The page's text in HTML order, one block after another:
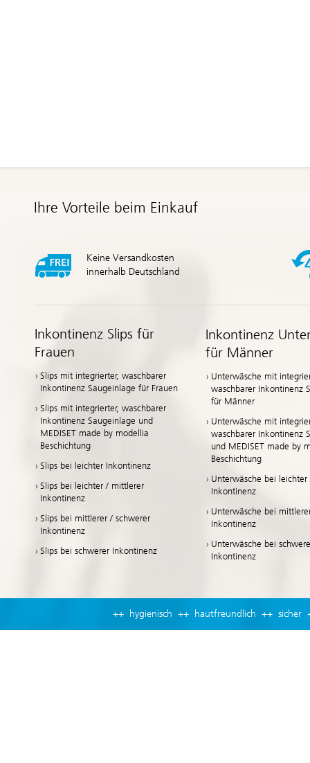
Ihre Vorteile beim Einkauf
Keine Versandkosten
innerhalb Deutschland
Inkontinenz Slips für
Frauen
Slips mit integrierter, waschbarer
Inkontinenz Saugeinlage für Frauen
Slips mit integrierter, waschbarer
Inkontinenz Saugeinlage und
MEDISET made by modellia
Beschichtung
Slips bei leichter Inkontinenz
Slips bei leichter / mittlerer
Inkontinenz
Slips bei mittlerer / schwerer
Inkontinenz
Slips bei schwerer Inkontinenz
Inkontinenz
für Männer
Unterwäsche mit
waschbarer Inkontinenz
für Männer
Unterwäsche mit
waschbarer Inkontinenz
und MEDISET made by
Beschichtung
Unterwäsche bei
Inkontinenz
Unterwäsche bei
Inkontinenz
Unterwäsche bei
Inkontinenz
++ hygienisch ++ hautfreundlich ++ sicher